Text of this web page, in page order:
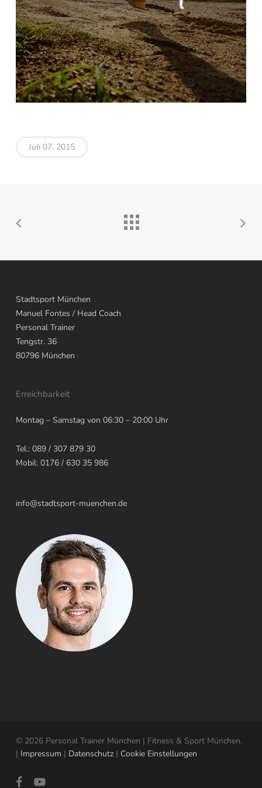
Juli 07, 2015
Stadtsport München
Manuel Fontes / Head Coach
Personal Trainer
Tengstr. 36
80796 München
Erreichbarkeit
Montag – Samstag von 06:30 – 20:00 Uhr
Tel.: 089 / 307 879 30
Mobil: 0176 / 630 35 986
info@stadtsport-muenchen.de
© 2026 Personal Trainer München | Fitness & Sport München.
| Impressum | Datenschutz| Cookie Einstellungen
facebookyoutube